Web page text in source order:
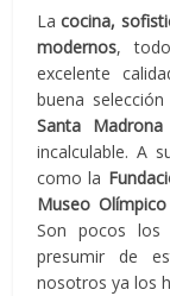
Lacocina,
modernos,
excelente
buena
Santa
incalculable. A
como la
Museo
Son pocos los
presumir de
nosotros ya los